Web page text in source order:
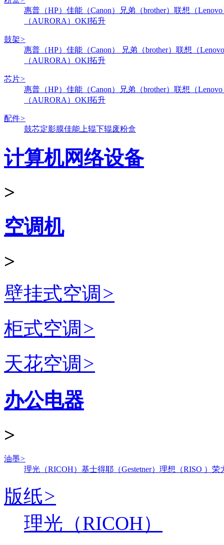
惠普（HP） 佳能（Canon） 兄弟（brother） 联想（
（AURORA） OKI拓升
鼓架>
惠普（HP） 佳能（Canon） 兄弟（brother） 联想（
（AURORA） OKI拓升
芯片>
惠普（HP） 佳能（Canon） 兄弟（brother） 联想（
（AURORA） OKI拓升
配件>
鼓芯定影膜佳能 上辊下辊废粉盒
计算机网络设备
>
空调机
>
壁挂式空调 >
柜式空调 >
天花空调 >
办公电器
>
油墨>
理光（RICOH） 基士得耶（Gestetner） 理想（RISO ） 荣
版纸>
理光（RICOH）